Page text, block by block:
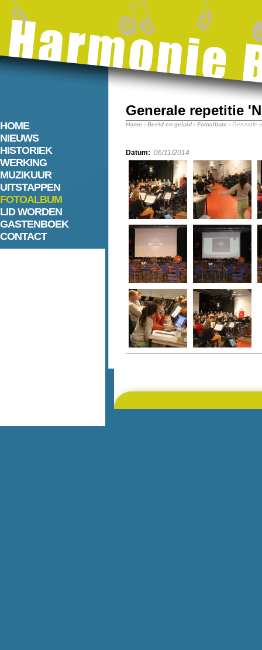
HOME
NIEUWS
HISTORIEK
WERKING
MUZIKUUR
UITSTAPPEN
FOTOALBUM
LID WORDEN
GASTENBOEK
CONTACT
Generale repetitie
Home › Beeld en geluid › Fotoalbum › Generale
Datum: 06/11/2014